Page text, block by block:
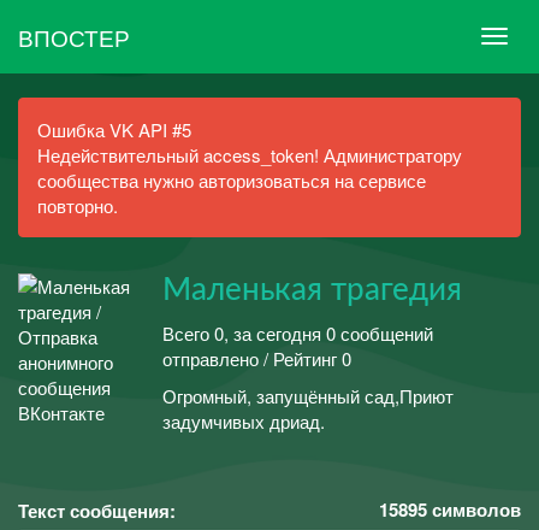
ВПОСТЕР
Ошибка VK API #5
Недействительный access_token! Администратору
сообщества нужно авторизоваться на сервисе
повторно.
Маленькая трагедия
Всего 0, за сегодня 0 сообщений
отправлено / Рейтинг 0
Огромный, запущённый сад,Приют
задумчивых дриад.
Текст сообщения: 15895символов